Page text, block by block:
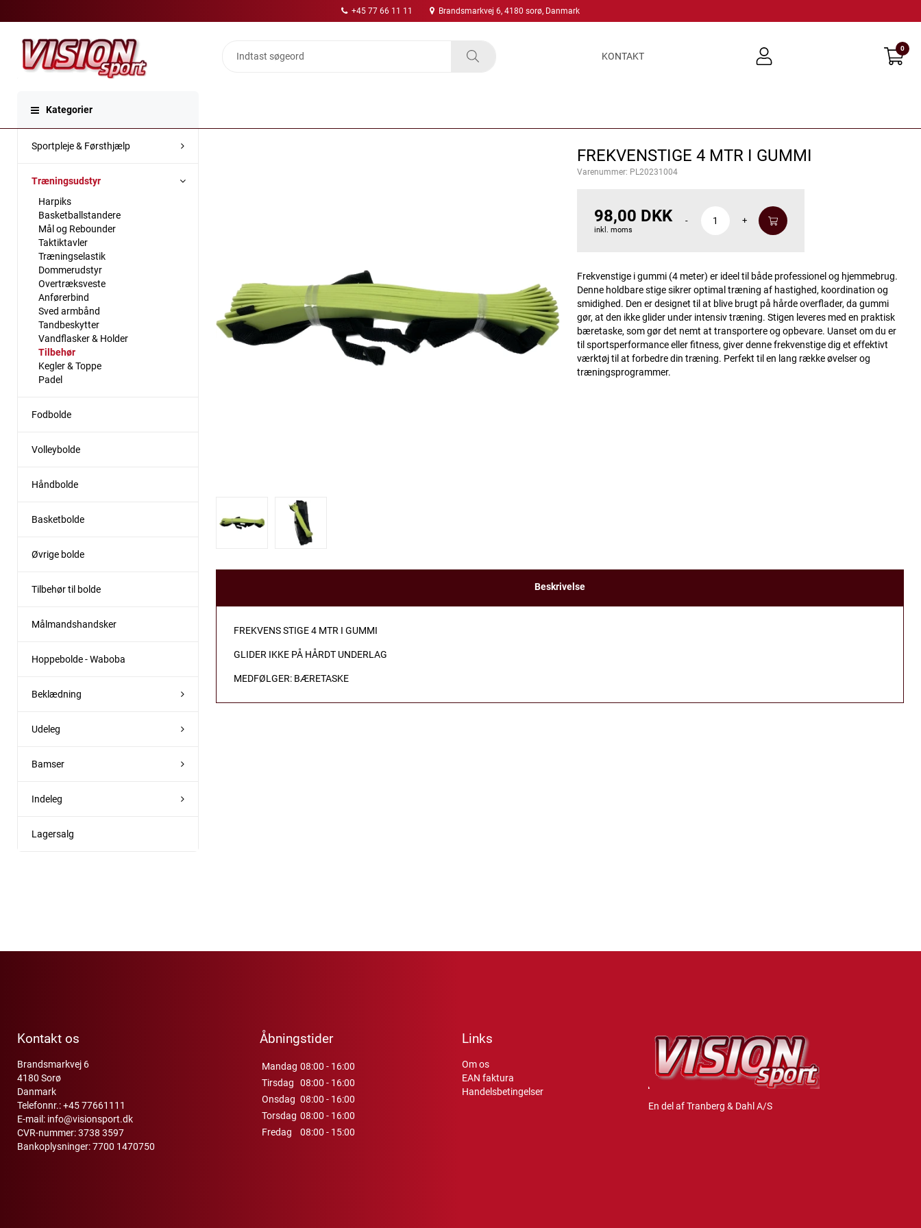
+45 77 66 11 11 Brandsmarkvej 6, 4180 sorø, Danmark
KONTAKT
0
Kategorier
Sportpleje & Førsthjælp
Træningsudstyr
Harpiks
Basketballstandere
Mål og Rebounder
Taktiktavler
Træningselastik
Dommerudstyr
Overtræksveste
Anførerbind
Sved armbånd
Tandbeskytter
Vandflasker & Holder
Tilbehør
Kegler & Toppe
Padel
Fodbolde
Volleybolde
Håndbolde
Basketbolde
Øvrige bolde
Tilbehør til bolde
Målmandshandsker
Hoppebolde - Waboba
Beklædning
Udeleg
Bamser
Indeleg
Lagersalg
FREKVENSTIGE 4 MTR I GUMMI
Varenummer: PL20231004
98,00 DKK
inkl. moms
- +
Frekvenstige i gummi (4 meter) er ideel til både professionel og hjemmebrug.
Denne holdbare stige sikrer optimal træning af hastighed, koordination og
smidighed. Den er designet til at blive brugt på hårde overflader, da gummi
gør, at den ikke glider under intensiv træning. Stigen leveres med en praktisk
bæretaske, som gør det nemt at transportere og opbevare. Uanset om du er
til sportsperformance eller fitness, giver denne frekvenstige dig et effektivt
værktøj til at forbedre din træning. Perfekt til en lang række øvelser og
træningsprogrammer.
Beskrivelse
FREKVENS STIGE 4 MTR I GUMMI
GLIDER IKKE PÅ HÅRDT UNDERLAG
MEDFØLGER: BÆRETASKE
Kontakt os
Brandsmarkvej 6
4180 Sorø
Danmark
Telefonnr.:+45 77661111
E-mail: info@visionsport.dk
CVR-nummer: 3738 3597
Bankoplysninger: 7700 1470750
Åbningstider
Mandag 08:00 - 16:00
Tirsdag
08:00 - 16:00
Onsdag 08:00 - 16:00
Torsdag 08:00 - 16:00
Fredag
08:00 - 15:00
Links
Om os
EAN faktura
Handelsbetingelser
En del af Tranberg & Dahl A/S